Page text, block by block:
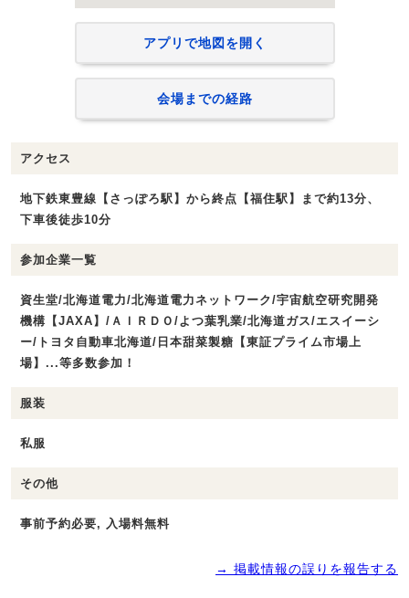
アプリで地図を開く
会場までの経路
アクセス
地下鉄東豊線【さっぽろ駅】から終点【福住駅】まで約13分、
下車後徒歩10分
参加企業一覧
資生堂/北海道電力/北海道電力ネットワーク/宇宙航空研究開発
機構【JAXA】/ＡＩＲＤＯ/よつ葉乳業/北海道ガス/エスイーシ
ー/トヨタ自動車北海道/日本甜菜製糖【東証プライム市場上
場】...等多数参加！
服装
私服
その他
事前予約必要, 入場料無料
→ 掲載情報の誤りを報告する